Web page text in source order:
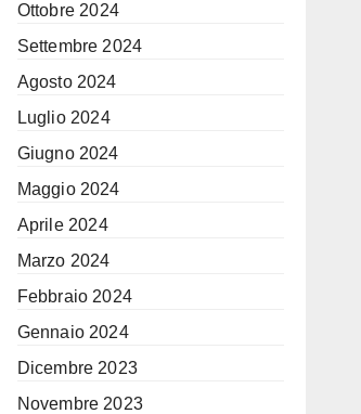
Ottobre 2024
Settembre 2024
Agosto 2024
Luglio 2024
Giugno 2024
Maggio 2024
Aprile 2024
Marzo 2024
Febbraio 2024
Gennaio 2024
Dicembre 2023
Novembre 2023